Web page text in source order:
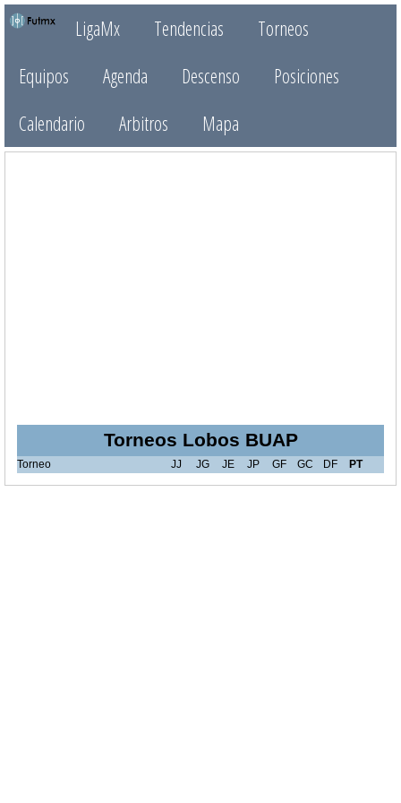
LigaMx Tendencias
Torneos
Equipos
Agenda Descenso
Posiciones
Calendario
Arbitros Mapa
Torneos Lobos BUAP
Torneo JJ JG JE JP GF GC DF PT